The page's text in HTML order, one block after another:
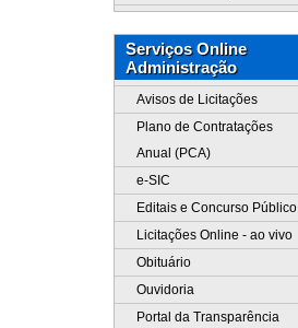
Serviços Online
Administração
Avisos de Licitações
Plano de Contratações
Anual (PCA)
e-SIC
Editais e Concurso Público
Licitações Online - ao vivo
Obituário
Ouvidoria
Portal da Transparência